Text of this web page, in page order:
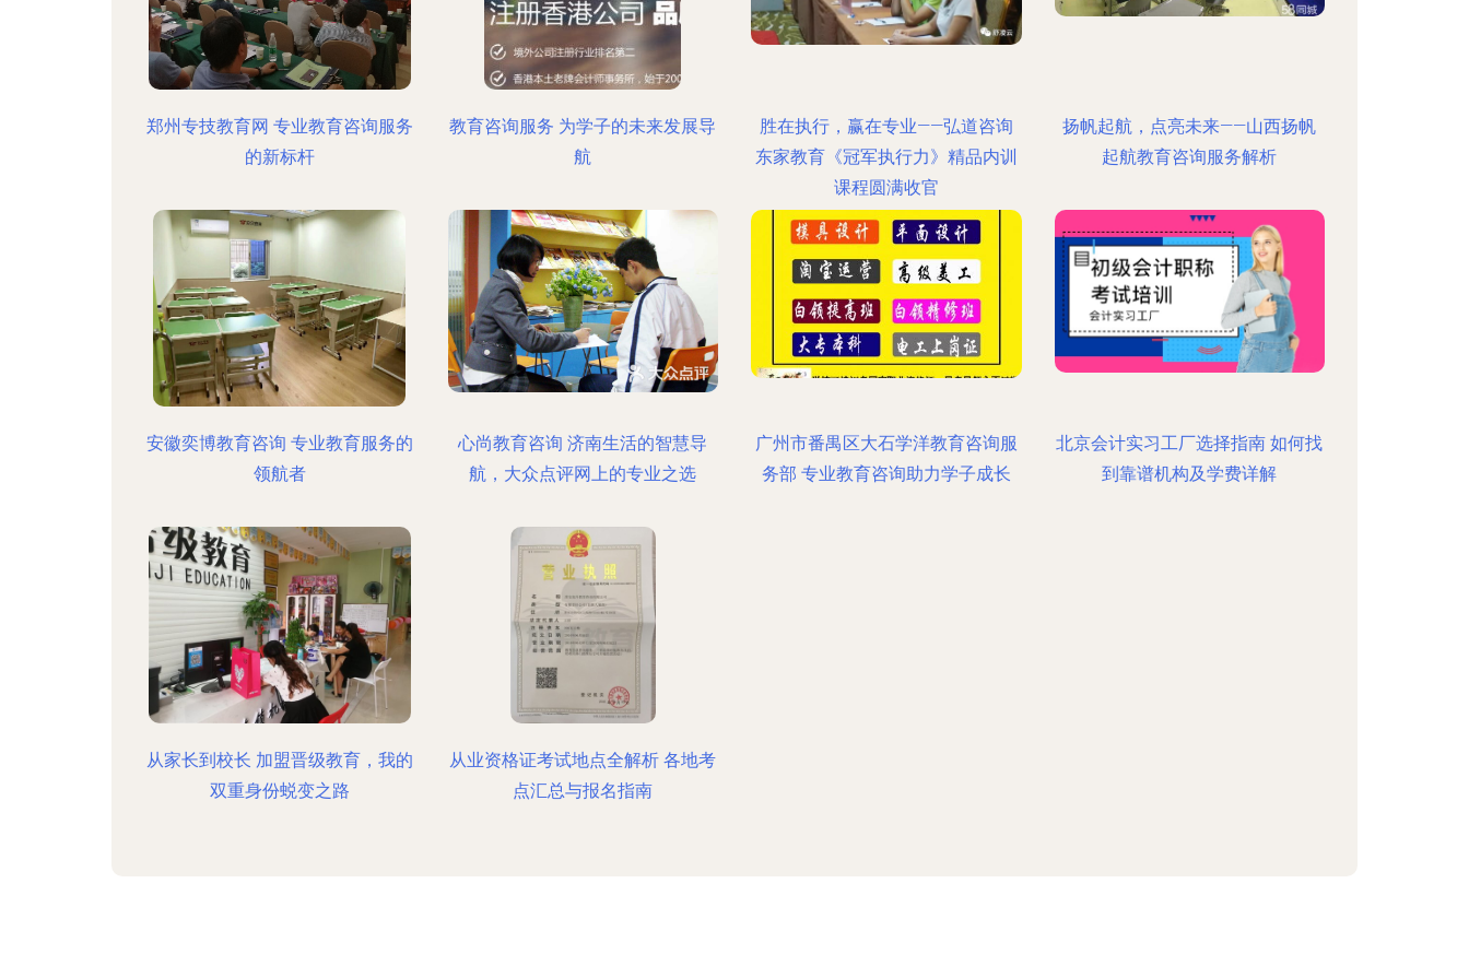
郑州专技教育网 专业教育咨询服务
的新标杆
教育咨询服务 为学子的未来发展导
航
胜在执行，赢在专业——弘道咨询
东家教育《冠军执行力》精品内训
课程圆满收官
扬帆起航，点亮未来——山西扬帆
起航教育咨询服务解析
安徽奕博教育咨询 专业教育服务的
领航者
心尚教育咨询 济南生活的智慧导
航，大众点评网上的专业之选
广州市番禺区大石学洋教育咨询服
务部 专业教育咨询助力学子成长
北京会计实习工厂选择指南 如何找
到靠谱机构及学费详解
从家长到校长 加盟晋级教育，我的
双重身份蜕变之路
从业资格证考试地点全解析 各地考
点汇总与报名指南